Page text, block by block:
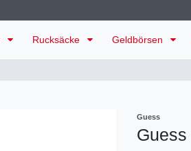
Rucksäcke Geldbörsen
Guess